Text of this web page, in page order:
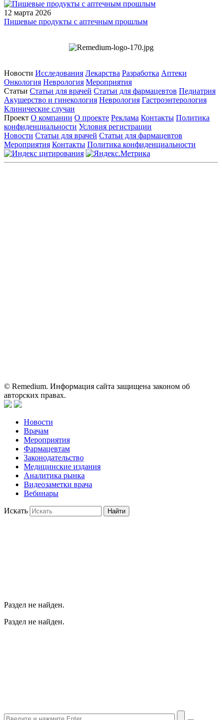
12 марта 2026
Пищевые продукты с аптечным прошлым
Новости Исследования Лекарства Разработка Аптеки
Онкология Неврология Мероприятия
Статьи Статьи для врачей Статьи для фармацевтов Педиатрия
Акушерство и гинекология Неврология Гастроэнтерология
Клинические случаи
Проект О компании О проекте Реклама Контакты Политика
конфиденциальности Условия регистрации
Новости Статьи для врачей Статьи для фармацевтов
Мероприятия Контакты Политика конфиденциальности
© Remedium. Информация сайта защищена законом об
авторских правах.
Новости
Врачам
Мероприятия
Фармацевтам
Законодательство
Медицинские издания
Аналитика рынка
Видеозаметки врача
Вебинары
Искать Найти
Раздел не найден.
Раздел не найден.